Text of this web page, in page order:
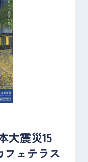
大震災15
ェテラス